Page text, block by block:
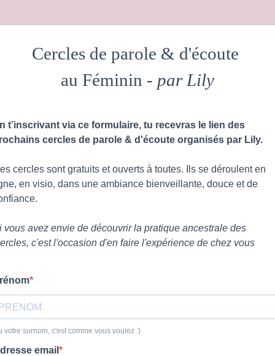
Cercles de parole & d'écoute
au Féminin - par Lily
t’inscrivant via ce formulaire, tu recevras le lien des
cercles de parole & d'écoute organisés par Lily.
cercles sont gratuits et ouverts à toutes. Ils se déroulent en
en visio, dans une ambiance bienveillante, douce et de
vous avez envie de découvrir la pratique ancestrale des
c'est l'occasion d'en faire l'expérience de chez vous
votre surnom, c'est comme vous voulez :)
email